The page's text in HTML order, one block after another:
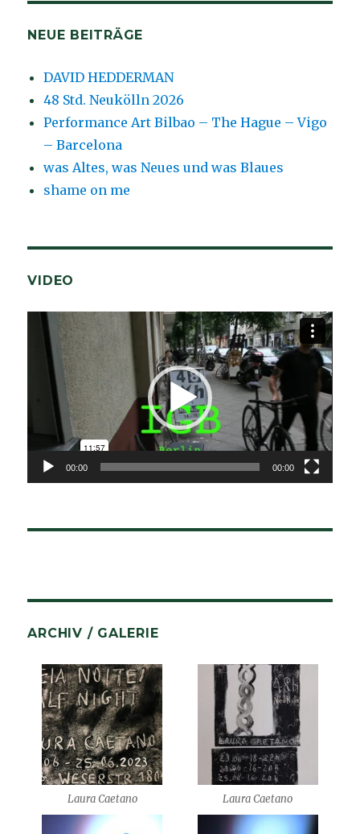
NEUE BEITRÄGE
DAVID HEDDERMAN
48 Std. Neukölln 2026
Performance Art Bilbao – The Hague – Vigo
– Barcelona
was Altes, was Neues und was Blaues
shame on me
VIDEO
Video-
Player
00:00 00:00
ARCHIV / GALERIE
Laura Caetano Laura Caetano